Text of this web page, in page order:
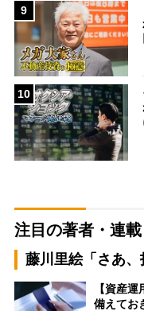
9
10
注目の著者・連載
藤川里絵「さあ、
【資産
備えてお